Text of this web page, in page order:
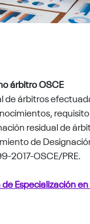
árbitro OSCE
árbitros
residual de
de
2017-OSCE/PRE.
Especialización